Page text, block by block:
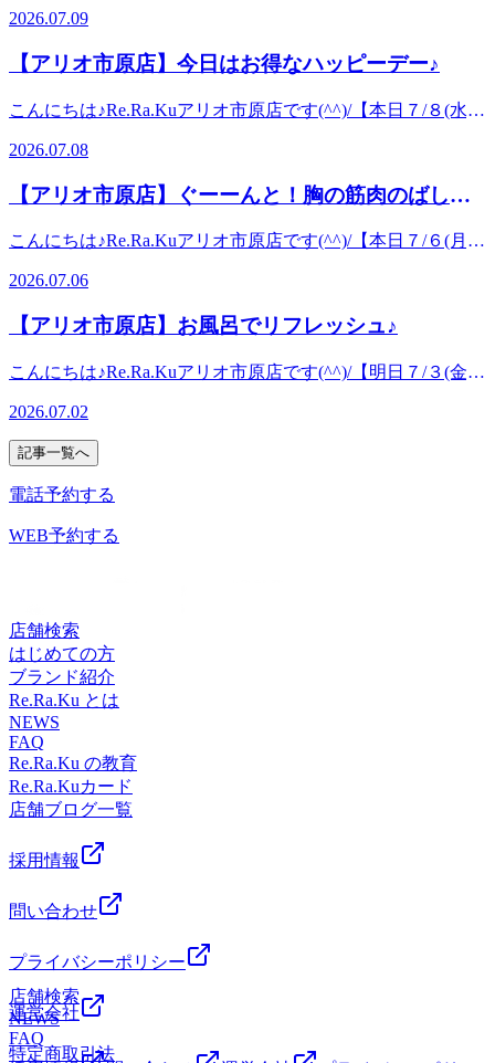
ります。ーーーーーーーーーーーーRe .Ra.Kuアリオ市原店
☆【アクセス】最寄駅：JR内房線五井駅からバスで『アリ
入口すぐ♪
ご返金はできかねますのでご注意ください。 お盆休みの帰
省や旅行など、お出かけが増えるこの季節は、移動による疲
労も蓄積しがちです。このキャンペーンを利用していただ
き、皆様がこの夏を健康に、そして快適に乗り切っていただ
ければ幸いです(*^^*) 皆様のご来店を心よりお待ちしており
ます。ーーーーーーーーーーーーRe .Ra.Kuアリオ市原店☆
クセス】最寄駅：JR内房線五井駅からバスで『アリオ市
原』下車！！【場所】アリオ市原1F 5番上総大路側南口入口
すぐ♪
２０円(税込)となっております！！！ 香りはスッキリとした
ネ」とバニラが加わりほんのり甘い「ソフトラベンダー」の
ださい(^^) スタッフ一同心よりお待ちしております。 ーー
宿・五井・姉ヶ崎エリアの大人気スタジオ☆【アクセス】最
寄駅：JR内房線五井駅からバスで『アリオ市原』下車！！
【場所】アリオ市原1F 5番上総大路側南口入口すぐ♪
分です。アリオ館内も冷房でほどよ～く冷えております。そ
ー」や「ふくらはぎがだるくて・・・」というお話を耳にす
るようになってきました。冷房の効いた室内に長時間いる
と、下半身が冷えて血行が悪くなり、老廃物や余分な水分が
を促してみませんか？ふくらはぎの筋肉は、足元に溜まった
心臓とも呼ばれています。ふくらはぎが硬くなってしまう
くなり、冷えやむくみ、だるさの原因となってしまいます。
足元の筋肉をほぐします！30分コースでは足裏中心、40分コ
ースでは足裏とふくらはぎ、60分コースになりますとさらに
膝周りも加えてしっかり流していきます♪ふくらはぎもしっ
かりほぐせる40分コース以上のコースがおすすめです(^^)/夏
限定【爽快ヘッドスパコース９０分】ですとフットケア、ボ
ディケア、ヘッドスパの組み合わせが楽しめます♪お足元か
ります☆ ーーーーーーーーーーーーRe .Ra.Kuアリオ市原店
☆【アクセス】最寄駅：JR内房線五井駅からバスで『アリ
入口すぐ♪
内可能でございます。【明後日７/１１(金)のご案内状況】は
１０：００～２０：２０までの間でご案内可能でございま
す。※ホットペッパーでは空いていないお時間でもご案内で
週には梅雨が明けるかもと言われていますね。最近はジメっ
としていて暑い日が続いていますがお身体の調子はいかがで
大きく乱します。これにより、代謝の低下や睡眠不足を引き
起こし、いわゆる「夏バテ」や「熱中症」を引き起こしま
す。 のどが渇く前にこまめに水分と塩分を補給し、室内は
熱中症予防と冷房による冷え・自律神経の乱れの対策をして
わりをほぐすことで体の緊張がやわらぎ、呼吸もしやすくな
と体をほぐしてみませんか？ スタッフ一同心よりお待ちし
市原店☆千葉・八幡宿・五井・姉ヶ崎エリアの大人気スタジ
オ☆【アクセス】最寄駅：JR内房線五井駅からバスで『ア
リオ市原』下車！！【場所】アリオ市原1F 5番上総大路側南
口入口すぐ♪
2026.07.09
【アリオ市原店】今日はお得なハッピーデー♪
こんにちは♪Re.Ra.Kuアリオ市原店です(^^)/【本日７/８(水)
能でございます。【明日７/９(木)のご案内状況】は１０：０
０～２０：２０までの間でご案内可能でございます。※ホッ
トペッパーでは空いていないお時間でもご案内できる事がご
ぶりの快晴ですね♪ これから暑い日が増えて行くようです
ので水分をしっかり摂ってお過ごしくださいませ。 今日の
では自社ポイント2倍のサービスを行っておりますので、ぜ
ひお疲れを取りにいらしてください♪ そして７月１７日(金)
までカラダ応援キャンペーンを開催しております★Re.Ra.Ku
じて１１％～なんと最大４２％増額いたします！！！（期間
限はチャージ日より150日となります。※チャージ時にキャ
Re.Ra.Ku PAYでお支払いいただくと１００円ごとに１ポイ
ントがつき、１ポイント１円でご利用いただけま
す。 Re.Ra.Ku PAYをご利用中の方はもちろん、まだの方は
アリオ市原店☆千葉・八幡宿・五井・姉ヶ崎エリアの大人気
スタジオ☆【アクセス】最寄駅：JR内房線五井駅からバス
で『アリオ市原』下車！！【場所】アリオ市原1F 5番上総大
路側南口入口すぐ♪
2026.07.08
【アリオ市原店】ぐーーんと！胸の筋肉のばしま
こんにちは♪Re.Ra.Kuアリオ市原店です(^^)/【本日７/６(月)
能でございます。【明日７/７(火)のご案内状況】は１０：０
０～２０：２０までの間でご案内可能でございます。※ホッ
トペッパーでは空いていないお時間でもご案内できる事がご
ので半分が過ぎましたね！ 毎日忙しくバタバタしていてふ
と気が付くと首肩の疲れがヤバイ！！という声をよく耳にし
ます今回は首や肩のお疲れにオススメのストレッチをご紹介
します！今回伸ばしていく部位は「胸」の筋肉です☆首肩な
のに胸？と感じた方が多いのではないでしょうか。そこで、
まずはなぜ胸の筋肉を緩めると良いか説明していきます。肩
ォン、家事などの前傾姿勢です。この前傾姿勢で縮まってし
ます。つまり、胸の筋肉を緩め、首や肩の血管を圧迫する姿
勢を改善しなければ、コリは解消されません。では胸を伸ば
すストレッチ方法をご紹介します１、胸と肩の境目の鎖骨辺
りを反対側の親指以外の指でゆっくりグリグリします。少し
押すと痛い場所ですがゆっくり刺激して痛すぎない力加減で
行いましょう。２、腕を肩の高さまで水平にあげ、掌を近く
の壁に当てます。 その状態で腕は動かさず、身体を壁から
離れる方向に捻ります。（野球のサイドスローみたいな形に
似てます）この状態で２０～30秒キープします。3反対側の
胸も行います。これで１セットです！まずは１セットからは
じめ、慣れたら３セットぐらいできると良いですね♪ぜひや
ってみてください！「自分では難しそう・・・」「面倒くさ
いな～」な方はぜひ当店の『肩くびストレッチ』というオプ
していきましょう♪スタッフ一同心よりお待ちしておりま
す。 ーーーーーーーーーーーーRe .Ra.Kuアリオ市原店☆千
葉・八幡宿・五井・姉ヶ崎エリアの大人気スタジオ☆【アク
セス】最寄駅：JR内房線五井駅からバスで『アリオ市原』
下車！！【場所】アリオ市原1F 5番上総大路側南口入口すぐ
2026.07.06
【アリオ市原店】お風呂でリフレッシュ♪
こんにちは♪Re.Ra.Kuアリオ市原店です(^^)/【明日７/３(金)
能でございます。【明日７/４(土)のご案内状況】は１０：０
０～２０：２０までの間でご案内可能でございます。※ホッ
トペッパーでは空いていないお時間でもご案内できる事がご
ざいますのでお気軽にお問い合わせください。 暑い日が続
眠を摂るためには、入浴が効果的です！ 暑いとついついシ
に入ると「温熱効果」により副交感神経が優位になり、リラ
ックス効果が高まると言われています。疲れているのに熟睡
出来ない方はぜひお試しください♪現在当店ではお風呂の知
識が広がる【お風呂読本】を無料でお配りしています。ぜひ
GETしてくださいね！ お身体をほぐすことでも睡眠の質が
高まることが期待されます。【爽快ヘッドスパセットコー
ス】で頭まわりや全身をほぐしてリラックスしません
か？ スタッフ一同心よりお待ちしております。 ーーーーー
ーーーーーーーRe .Ra.Kuアリオ市原店☆千葉・八幡宿・五
JR内房線五井駅からバスで『アリオ市原』下車！！【場
2026.07.02
記事一覧へ
電話予約する
WEB予約する
店舗検索
はじめての方
ブランド紹介
Re.Ra.Ku とは
NEWS
FAQ
Re.Ra.Ku の教育
Re.Ra.Kuカード
店舗ブログ一覧
採用情報
問い合わせ
プライバシーポリシー
運営会社
特定商取引法
店舗検索
NEWS
FAQ